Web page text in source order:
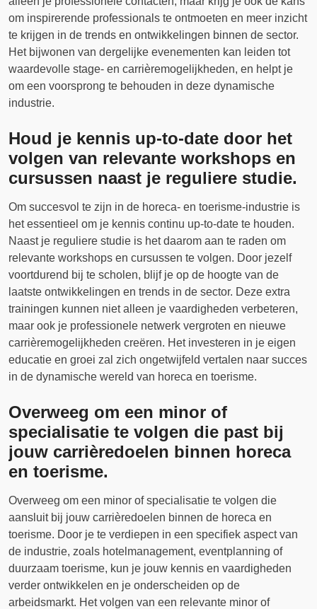
om inspirerende professionals te ontmoeten en meer inzicht
te krijgen in de trends en ontwikkelingen binnen de sector.
Het bijwonen van dergelijke evenementen kan leiden tot
waardevolle stage- en carrièremogelijkheden, en helpt je
om een voorsprong te behouden in deze dynamische
industrie.
Houd je kennis up-to-date door het
volgen van relevante workshops en
cursussen naast je reguliere studie.
Om succesvol te zijn in de horeca- en toerisme-industrie is
het essentieel om je kennis continu up-to-date te houden.
Naast je reguliere studie is het daarom aan te raden om
relevante workshops en cursussen te volgen. Door jezelf
voortdurend bij te scholen, blijf je op de hoogte van de
laatste ontwikkelingen en trends in de sector. Deze extra
trainingen kunnen niet alleen je vaardigheden verbeteren,
maar ook je professionele netwerk vergroten en nieuwe
carrièremogelijkheden creëren. Het investeren in je eigen
educatie en groei zal zich ongetwijfeld vertalen naar succes
in de dynamische wereld van horeca en toerisme.
Overweeg om een minor of
specialisatie te volgen die past bij
jouw carrièredoelen binnen horeca
en toerisme.
Overweeg om een minor of specialisatie te volgen die
aansluit bij jouw carrièredoelen binnen de horeca en
toerisme. Door je te verdiepen in een specifiek aspect van
de industrie, zoals hotelmanagement, eventplanning of
duurzaam toerisme, kun je jouw kennis en vaardigheden
verder ontwikkelen en je onderscheiden op de
arbeidsmarkt. Het volgen van een relevante minor of